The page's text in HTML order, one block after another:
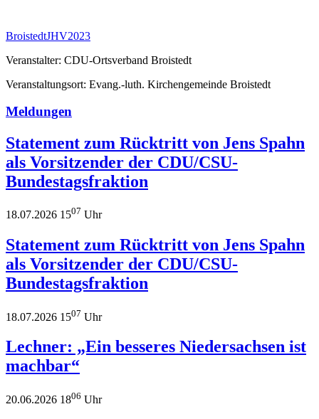
BroistedtJHV2023
Veranstalter: CDU-Ortsverband Broistedt
Veranstaltungsort: Evang.-luth. Kirchengemeinde Broistedt
Meldungen
Statement zum Rücktritt von Jens Spahn
als Vorsitzender der CDU/CSU-
Bundestagsfraktion
18.07.2026 1507 Uhr
Statement zum Rücktritt von Jens Spahn
als Vorsitzender der CDU/CSU-
Bundestagsfraktion
18.07.2026 1507 Uhr
Lechner: „Ein besseres Niedersachsen ist
machbar“
20.06.2026 1806 Uhr